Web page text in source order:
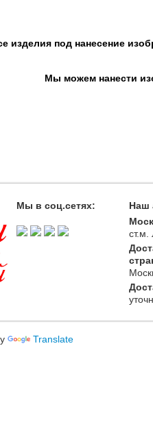
изделия под нанесение
Мы можем нанести
Мы в соц.сетях:
Наш
ст.м.
Translate